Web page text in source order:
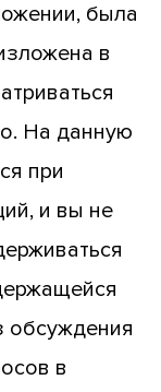
была
в
На данную
при
и вы не
обсуждения
в